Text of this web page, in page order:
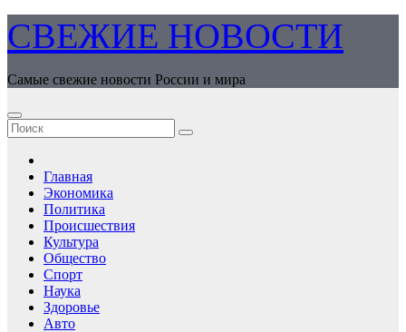
Перейти
к
содержимому
СВЕЖИЕ НОВОСТИ
Самые свежие новости России и мира
Главная
Экономика
Политика
Происшествия
Культура
Общество
Спорт
Наука
Здоровье
Авто